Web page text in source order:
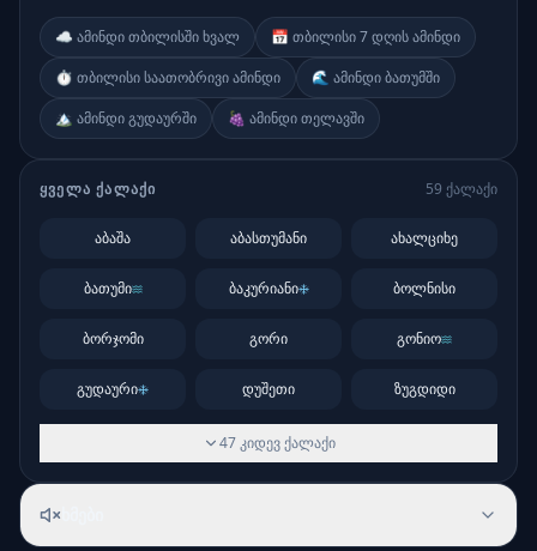
☁️ ამინდი თბილისში ხვალ
📅 თბილისი 7 დღის ამინდი
⏱️ თბილისი საათობრივი ამინდი
🌊 ამინდი ბათუმში
🏔️ ამინდი გუდაურში
🍇 ამინდი თელავში
ᲧᲕᲔᲚᲐ ᲥᲐᲚᲐᲥᲘ 59 ქალაქი
აბაშა აბასთუმანი ახალციხე
ბათუმი ბაკურიანი ბოლნისი
ბორჯომი გორი გონიო
გუდაური დუშეთი ზუგდიდი
47 კიდევ ქალაქი